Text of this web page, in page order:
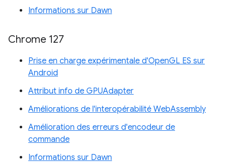
Informations sur Dawn
Chrome 127
Prise en charge expérimentale d'OpenGL ES sur
Android
Attribut info de GPUAdapter
Améliorations de l'interopérabilité WebAssembly
Amélioration des erreurs d'encodeur de
commande
Informations sur Dawn